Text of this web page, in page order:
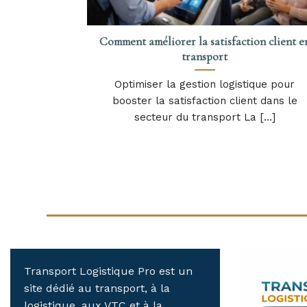
Comment améliorer la satisfaction client
transport
Optimiser la gestion logistique pour
booster la satisfaction client dans le
secteur du transport La [...]
Transport Logistique Pro est un
site dédié au transport, à la